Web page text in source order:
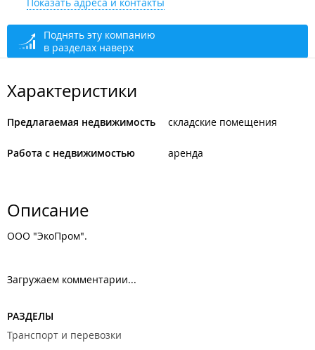
сегодня закрыто
Поднять эту компанию
в разделах наверх
Характеристики
Предлагаемая недвижимость складские помещения
Работа с недвижимостью аренда
Описание
ООО "ЭкоПром".
Загружаем комментарии...
РАЗДЕЛЫ
Транспорт и перевозки